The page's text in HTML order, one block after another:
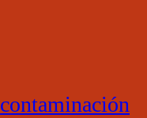
contaminación